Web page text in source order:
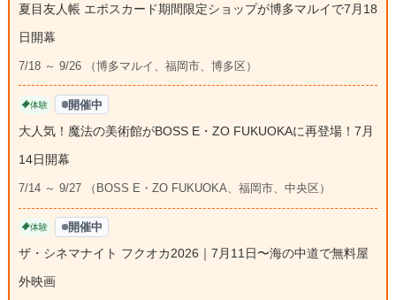
夏目友人帳 エポスカード期間限定ショップが博多マルイで7月18
日開幕
7/18 ～ 9/26 （博多マルイ、福岡市、博多区）
体験 開催中
大人気！魔法の美術館がBOSS E・ZO FUKUOKAに再登場！7月
14日開幕
7/14 ～ 9/27 （BOSS E・ZO FUKUOKA、福岡市、中央区）
体験 開催中
ザ・シネマナイト フクオカ2026｜7月11日〜海の中道で無料屋
外映画